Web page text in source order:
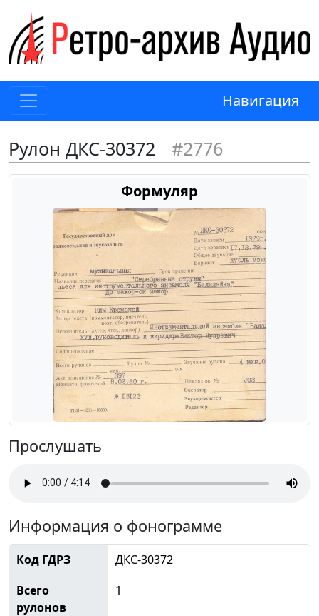
Навигация
Рулон ДКС-30372 #2776
Формуляр
Прослушать
Информация о фонограмме
Код ГДРЗ
ДКС-30372
Всего
рулонов
1